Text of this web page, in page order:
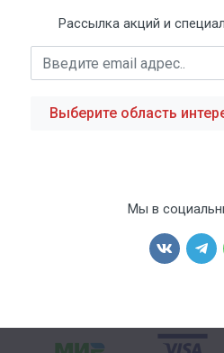
Рассылка акций и
Выберите область
Мы в